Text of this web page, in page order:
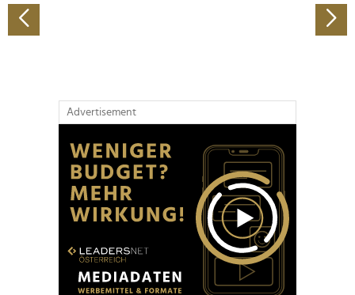
soziale Medien, Werbung und Analysen weiter. Unsere
Partner führen diese Informationen möglicherweise mit
Advertisement